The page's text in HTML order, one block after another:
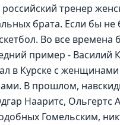
российский тренер
брата. Если бы
Во все
пример - Василий
в Курске с
В прошлом,
Нааритс,
Гомельским,